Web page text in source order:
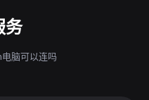
务
脑可以连吗